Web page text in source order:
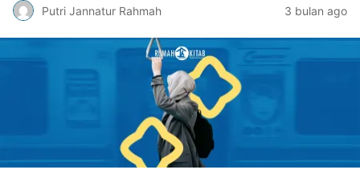
Putri Jannatur Rahmah 3 bulan ago